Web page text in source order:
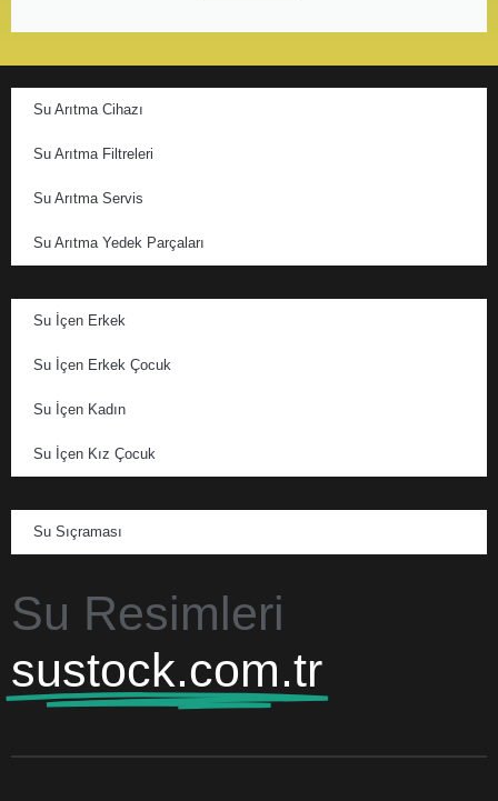
Su Arıtma Cihazı
Su Arıtma Filtreleri
Su Arıtma Servis
Su Arıtma Yedek Parçaları
Su İçen Erkek
Su İçen Erkek Çocuk
Su İçen Kadın
Su İçen Kız Çocuk
Su Sıçraması
Su Resimleri
sustock.com.tr